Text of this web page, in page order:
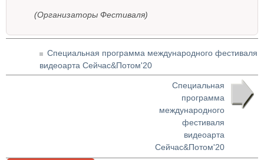
(Организаторы Фестиваля)
Специальная программа международного фестиваля
видеоарта Сейчас&Потом'20
Специальная
программа
международного
фестиваля
видеоарта
Сейчас&Потом'20